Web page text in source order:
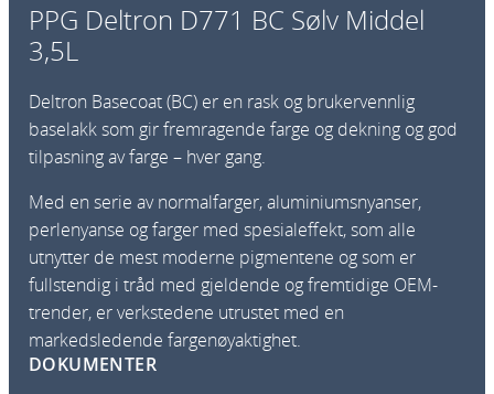
PPG Deltron D771 BC Sølv Middel
3,5L
Deltron Basecoat (BC) er en rask og brukervennlig
baselakk som gir fremragende farge og dekning og god
tilpasning av farge – hver gang.
Med en serie av normalfarger, aluminiumsnyanser,
perlenyanse og farger med spesialeffekt, som alle
utnytter de mest moderne pigmentene og som er
fullstendig i tråd med gjeldende og fremtidige OEM-
trender, er verkstedene utrustet med en
markedsledende fargenøyaktighet.
DOKUMENTER